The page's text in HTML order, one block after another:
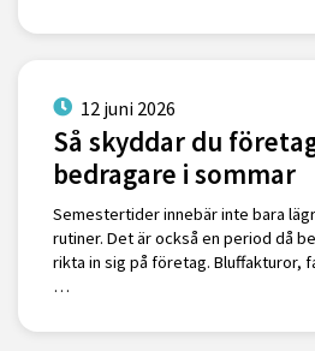
12 juni 2026
Så skyddar du
bedragare i sommar
Semestertider innebär inte bara
rutiner. Det är också en period då
rikta in sig på företag. Bluffakturor,
…